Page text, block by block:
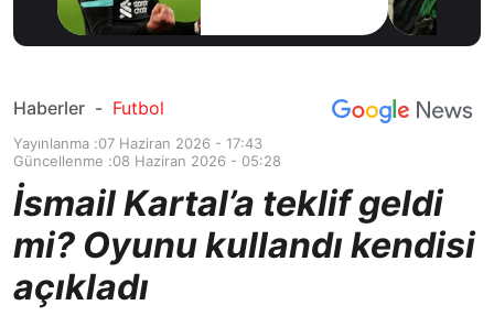
Haberler - Futbol
Yayınlanma :07 Haziran 2026 - 17:43
Güncellenme :08 Haziran 2026 - 05:28
İsmail Kartal’a teklif geldi
mi? Oyunu kullandı kendisi
açıkladı